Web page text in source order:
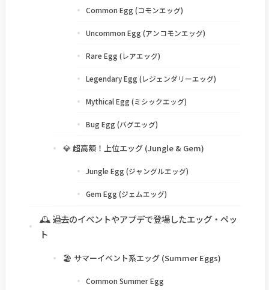
Common Egg (コモンエッグ)
Uncommon Egg (アンコモンエッグ)
Rare Egg (レアエッグ)
Legendary Egg (レジェンダリーエッグ)
Mythical Egg (ミシックエッグ)
Bug Egg (バグエッグ)
💎 超高額！上位エッグ (Jungle & Gem)
Jungle Egg (ジャングルエッグ)
Gem Egg (ジェムエッグ)
🕰️ 過去のイベントやアプデで登場したエッグ・ペッ
ト
🏖️ サマーイベント系エッグ (Summer Eggs)
Common Summer Egg